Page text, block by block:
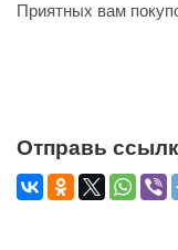
Приятных вам
Отправь